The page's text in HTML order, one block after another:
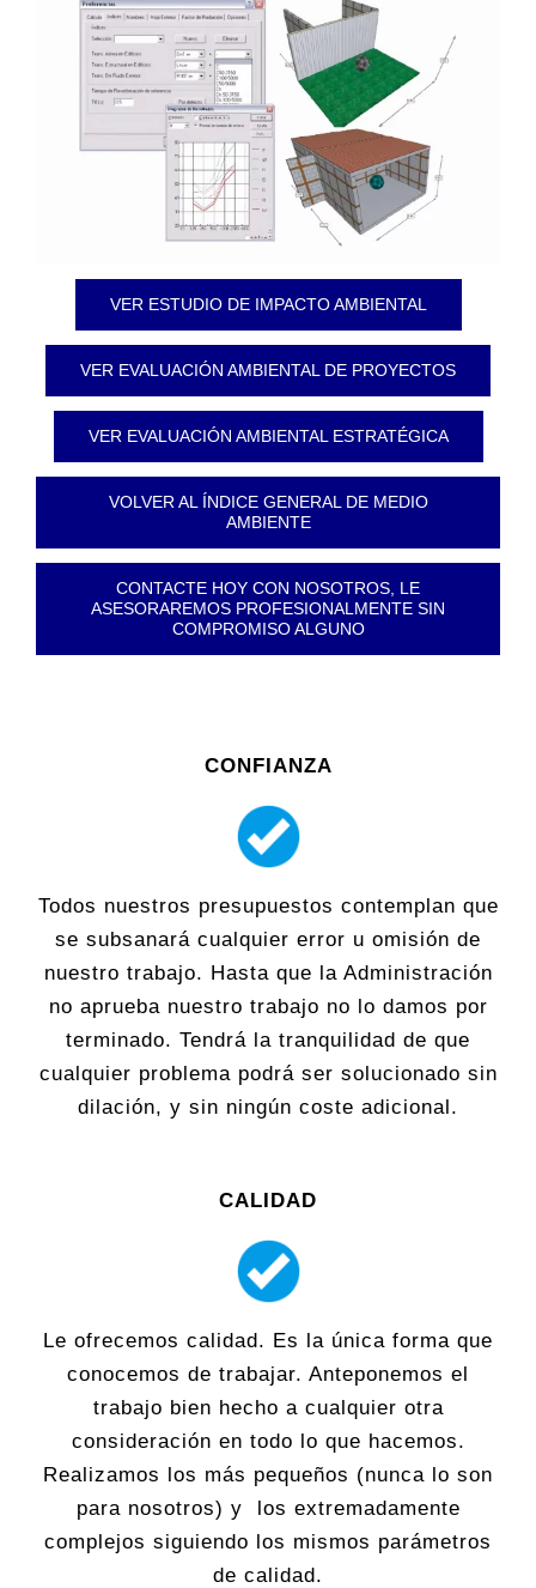
VER ESTUDIO DE IMPACTO AMBIENTAL
VER EVALUACIÓN AMBIENTAL DE PROYECTOS
VER EVALUACIÓN AMBIENTAL ESTRATÉGICA
VOLVER AL ÍNDICE GENERAL DE MEDIO
AMBIENTE
CONTACTE HOY CON NOSOTROS, LE
ASESORAREMOS PROFESIONALMENTE SIN
COMPROMISO ALGUNO
CONFIANZA
Todos nuestros presupuestos contemplan que
se subsanará cualquier error u omisión de
nuestro trabajo. Hasta que la Administración
no aprueba nuestro trabajo no lo damos por
terminado. Tendrá la tranquilidad de que
cualquier problema podrá ser solucionado sin
dilación, y sin ningún coste adicional.
CALIDAD
Le ofrecemos calidad. Es la única forma que
conocemos de trabajar. Anteponemos el
trabajo bien hecho a cualquier otra
consideración en todo lo que hacemos.
Realizamos los más pequeños (nunca lo son
para nosotros) y los extremadamente
complejos siguiendo los mismos parámetros
de calidad.